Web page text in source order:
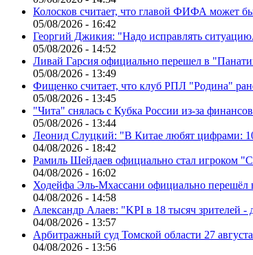
Колосков считает, что главой ФИФА может
05/08/2026 - 16:42
Георгий Джикия: "Надо исправлять
05/08/2026 - 14:52
Ливай Гарсия официально перешел в
05/08/2026 - 13:49
Фищенко считает, что клуб РПЛ "Родина"
05/08/2026 - 13:45
"Чита" снялась с Кубка России из-за
05/08/2026 - 13:44
Леонид Слуцкий: "В Китае любят цифрами:
04/08/2026 - 18:42
Рамиль Шейдаев официально стал игроком
04/08/2026 - 16:02
Ходейфа Эль-Мхассани официально перешёл
04/08/2026 - 14:58
Александр Алаев: "KPI в 18 тысяч зрителей
04/08/2026 - 13:57
Арбитражный суд Томской области 27
04/08/2026 - 13:56